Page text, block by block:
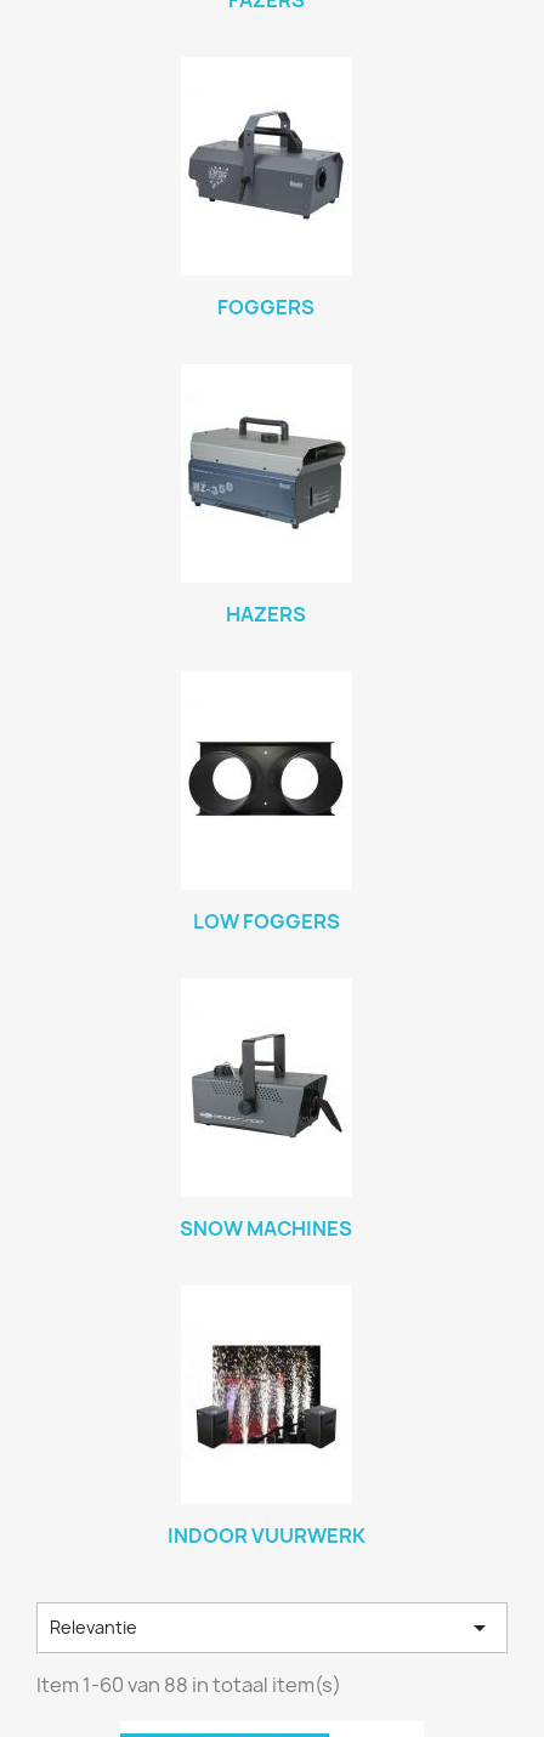
FOGGERS
HAZERS
LOW FOGGERS
SNOW MACHINES
INDOOR VUURWERK
Relevantie 
Item 1-60 van 88 in totaal item(s)